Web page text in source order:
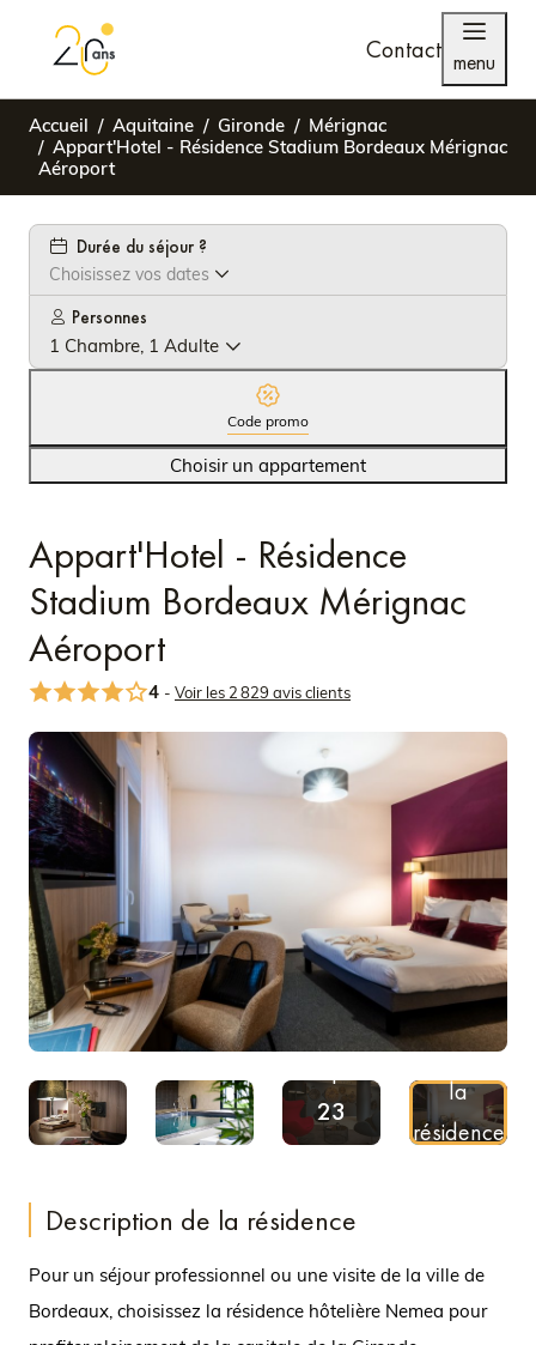
Contact menu
Accueil Aquitaine Gironde
Mérignac
Appart'Hotel - Résidence Stadium Bordeaux Mérignac
Aéroport
Durée du séjour ?
Choisissez vos dates
Personnes
1 Chambre, 1 Adulte
Code promo
Choisir un appartement
Appart'Hotel - Résidence
Stadium Bordeaux Mérignac
Aéroport
4 - Voir les 2 829 avis clients
23
Photos
Découvrir
la
résidence
Description de la résidence
Pour un séjour professionnel ou une visite de la ville de
Bordeaux, choisissez la résidence hôtelière Nemea pour